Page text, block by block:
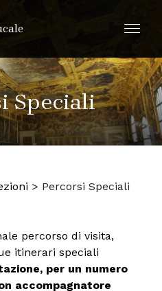
Speciali
> Percorsi Speciali
percorso di visita,
itinerari speciali
per un numero
accompagnatore